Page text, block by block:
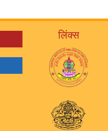
लिंक्स